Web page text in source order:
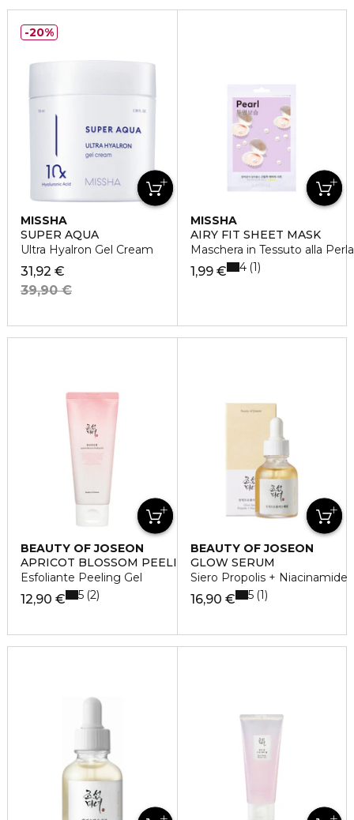
MISSHA
SUPER AQUA
Ultra Hyalron Gel Cream
31,92 €
39,90 €
20%
MISSHA
AIRY FIT SHEET MASK
Maschera in Tessuto alla Perla
1,99 € 4 1
BEAUTY OF JOSEON
APRICOT BLOSSOM PEELING GEL
Esfoliante Peeling Gel
12,90 € 5 2
BEAUTY OF JOSEON
GLOW SERUM
Siero Propolis + Niacinamide
16,90 € 5 1